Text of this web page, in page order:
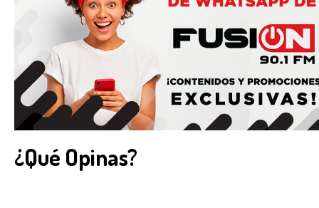
¿Qué Opinas?